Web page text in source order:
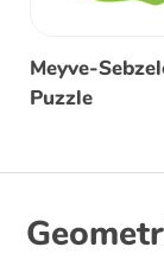
Meyve-
Puzzle